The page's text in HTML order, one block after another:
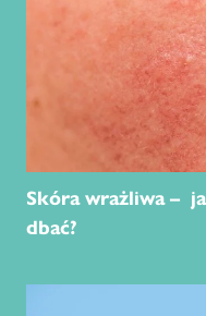
Skóra wrażliwa –
dbać?